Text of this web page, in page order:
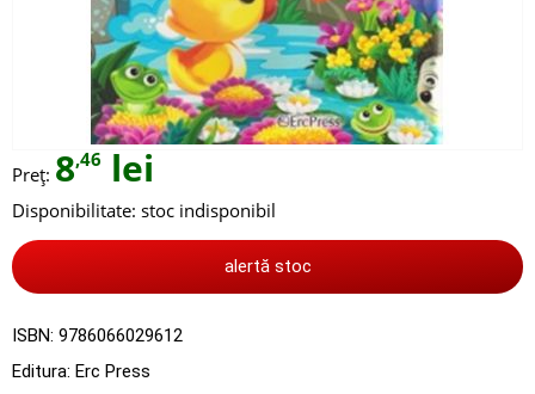
Preț: 8,46 lei
Disponibilitate: stoc indisponibil
alertă stoc
ISBN: 9786066029612
Editura: Erc Press